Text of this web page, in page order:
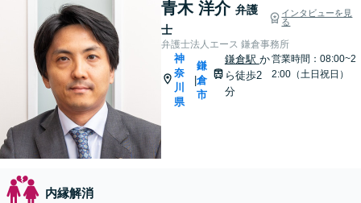
青木 洋介 弁護
士
インタビューを見
る
弁護士法人エース 鎌倉事務所
神
奈
川
県
|
鎌
倉
市
鎌倉駅 か
ら徒歩2
分
営業時間：08:00~2
2:00（土日祝日）
内縁解消